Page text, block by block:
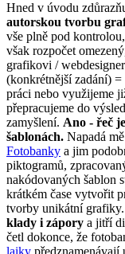
Hned v úvodu
autorskou tvorbu
vše plně pod
však rozpočet
grafikovi /
(konkrétnější zadání)
práci nebo využijeme
přepracujeme do
zamyšlení. Ano - řeč
šablonách. Napadá
Fotobanky a jim
piktogramů,
nakódovaných šablon
krátkém čase vytvořit
tvorby unikátní
klady i zápory a jitří
četl dokonce, že